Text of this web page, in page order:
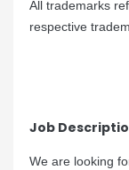
All trademarks
respective
Job
We are looking